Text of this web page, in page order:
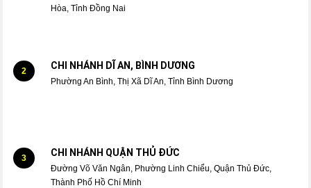
Hòa, Tỉnh Đồng Nai
2 CHI NHÁNH DĨ AN, BÌNH DƯƠNG
Phường An Bình, Thị Xã Dĩ An, Tỉnh Bình Dương
3 CHI NHÁNH QUẬN THỦ ĐỨC
Đường Võ Văn Ngân, Phường Linh Chiểu, Quận Thủ Đức,
Thành Phố Hồ Chí Minh